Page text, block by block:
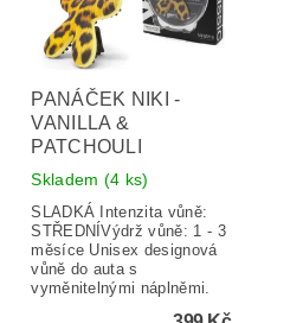
PANÁČEK NIKI -
VANILLA &
PATCHOULI
Skladem (4 ks)
SLADKÁ Intenzita vůně:
STŘEDNÍVýdrž vůně: 1 - 3
měsíce Unisex designová
vůně do auta s
vyměnitelnými náplněmi.